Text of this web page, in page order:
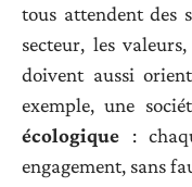
tous attendent des
secteur, les
doivent aussi
exemple, une
écologique :
engagement, sans